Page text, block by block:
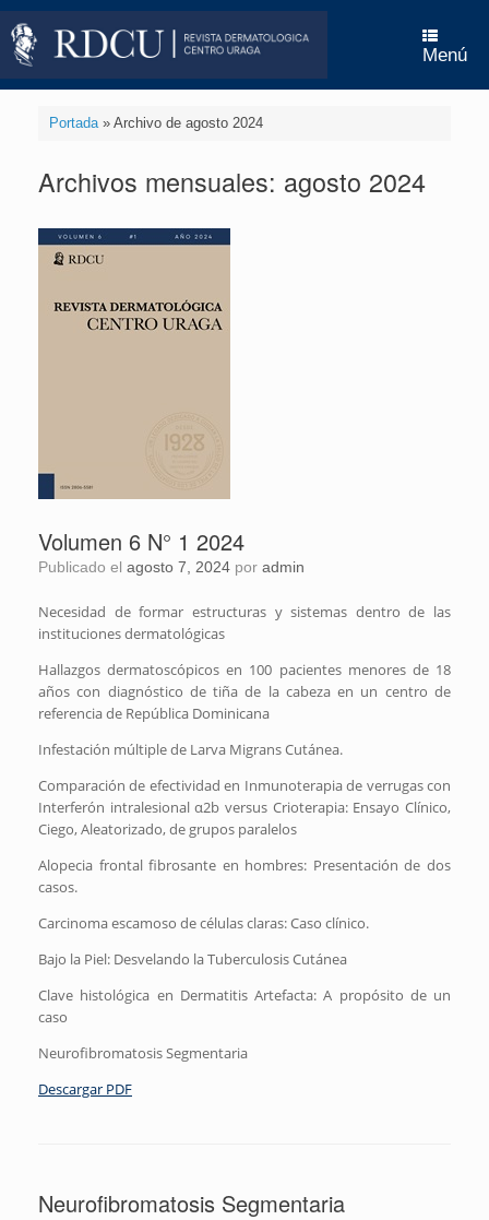
Saltar
contenido
Menú
Portada» Archivo de agosto 2024
Archivos mensuales: agosto 2024
Volumen 6 N° 1 2024
Publicado el agosto 7, 2024 por admin
Necesidad de formar estructuras y sistemas dentro de las
instituciones dermatológicas
Hallazgos dermatoscópicos en 100 pacientes menores de 18
años con diagnóstico de tiña de la cabeza en un centro de
referencia de República Dominicana
Infestación múltiple de Larva Migrans Cutánea.
Comparación de efectividad en Inmunoterapia de verrugas con
Interferón intralesional α2b versus Crioterapia: Ensayo Clínico,
Ciego, Aleatorizado, de grupos paralelos
Alopecia frontal fibrosante en hombres: Presentación de dos
casos.
Carcinoma escamoso de células claras: Caso clínico.
Bajo la Piel: Desvelando la Tuberculosis Cutánea
Clave histológica en Dermatitis Artefacta: A propósito de un
caso
Neurofibromatosis Segmentaria
Descargar PDF
Neurofibromatosis Segmentaria